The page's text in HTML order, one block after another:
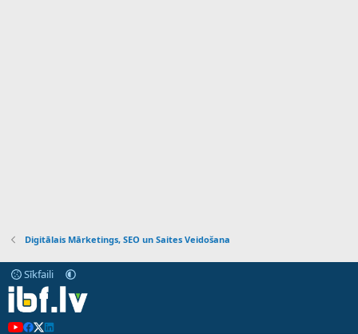
Digitālais Mārketings, SEO un Saites Veidošana
Sīkfaili